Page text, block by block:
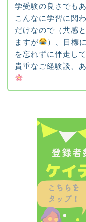
学受験の良さでも
こんなに学習に関
だけなので（共感
ますが
）、目標
を忘れずに伴走し
貴重なご経験談、